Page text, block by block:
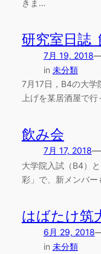
きま…
研究室日誌
7月 19, 2018
in 未分類
7月17日，B4の大学
上げを某居酒屋で
飲み会
7月 17, 2018
大学院入試（B4）
彩」で、新メンバー
はばたけ筑
6月 29, 2018
in 未分類